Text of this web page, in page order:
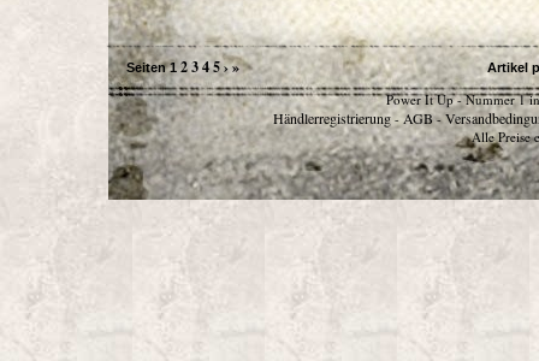
Seiten 1 2345›» Artikel
Power It Up - Nummer 1
Händlerregistrierung - AGB -
Alle Preise